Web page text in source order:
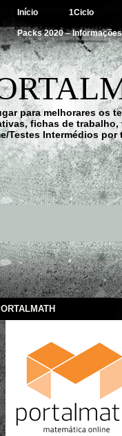
Início 1Ciclo
Packs 2020 – Informações
para melhorares os
fichas de
Testes Intermédios